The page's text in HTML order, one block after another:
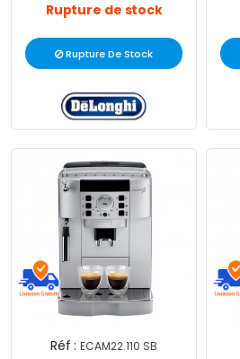
Rupture de stock
Rupture De Stock
Réf : ECAM22.110 SB